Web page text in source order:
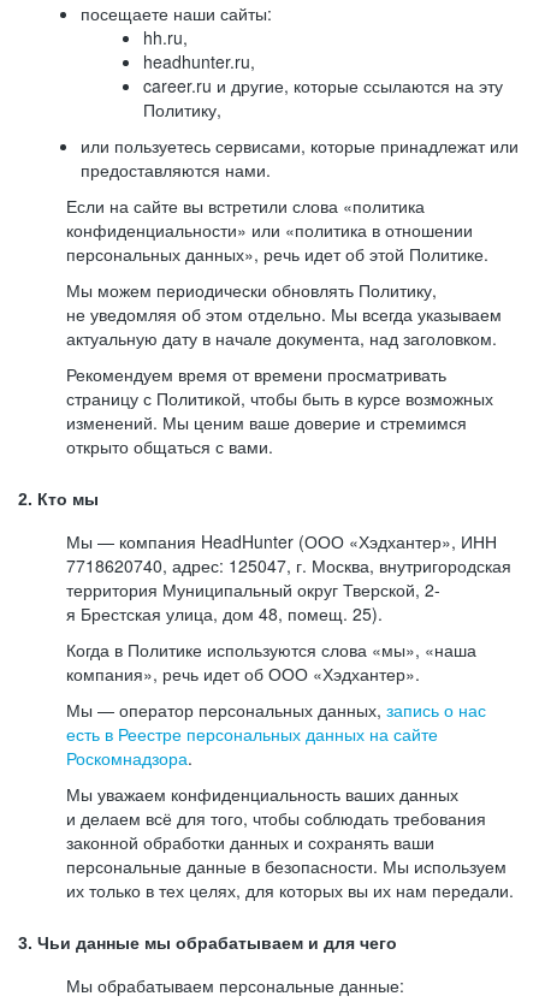
посещаете наши сайты:
hh.ru,
headhunter.ru,
career.ru и другие, которые ссылаются на эту
Политику,
или пользуетесь сервисами, которые принадлежат или
предоставляются нами.
Если на сайте вы встретили слова «политика
конфиденциальности» или «политика в отношении
персональных данных», речь идет об этой Политике.
Мы можем периодически обновлять Политику,
не уведомляя об этом отдельно. Мы всегда указываем
актуальную дату в начале документа, над заголовком.
Рекомендуем время от времени просматривать
страницу с Политикой, чтобы быть в курсе возможных
изменений. Мы ценим ваше доверие и стремимся
открыто общаться с вами.
2. Кто мы
Мы — компания HeadHunter (ООО «Хэдхантер», ИНН
7718620740, адрес: 125047, г. Москва, внутригородская
территория Муниципальный округ Тверской, 2-
я Брестская улица, дом 48, помещ. 25).
Когда в Политике используются слова «мы», «наша
компания», речь идет об ООО «Хэдхантер».
Мы — оператор персональных данных, запись о нас
есть в Реестре персональных данных на сайте
Роскомнадзора.
Мы уважаем конфиденциальность ваших данных
и делаем всё для того, чтобы соблюдать требования
законной обработки данных и сохранять ваши
персональные данные в безопасности. Мы используем
их только в тех целях, для которых вы их нам передали.
3. Чьи данные мы обрабатываем и для чего
Мы обрабатываем персональные данные: